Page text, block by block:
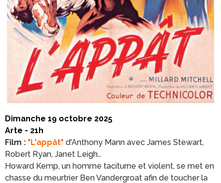
Dimanche 19 octobre 2025
Arte - 21h
Film : "L'appât" d'Anthony Mann avec James Stewart,
Robert Ryan, Janet Leigh…
Howard Kemp, un homme taciturne et violent, se met en
chasse du meurtrier Ben Vandergroat afin de toucher la